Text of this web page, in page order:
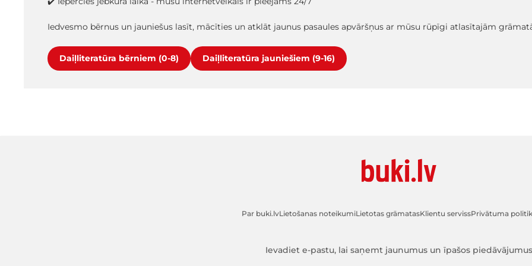
Iedvesmo bērnus un jauniešus lasīt, mācīties un atklāt jaunus pasaules apvāršņus ar mūsu rūpīgi atlasītajām
Daiļliteratūra bērniem (0-8) Daiļliteratūra jauniešiem (9-16)
Par buki.lvLietošanas noteikumiLietotas grāmatasKlientu servissPrivātuma
Ievadiet e-pastu, lai saņemt jaunumus un īpašos piedāvājumus